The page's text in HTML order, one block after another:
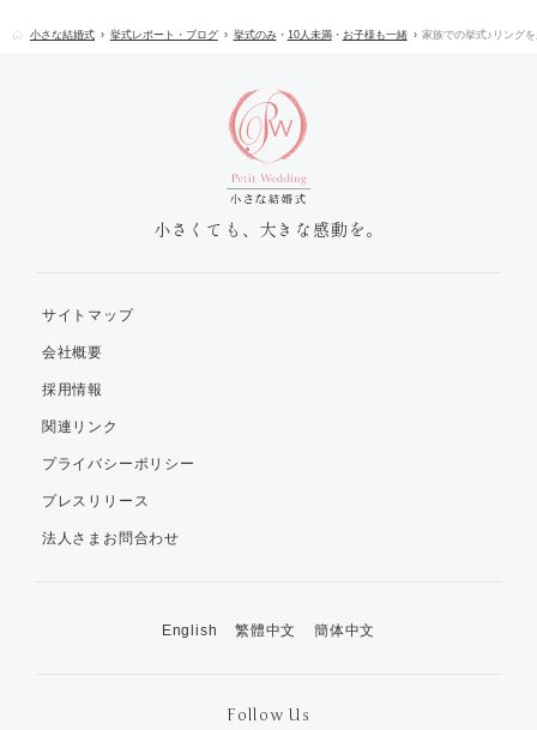
小さな結婚式 挙式レポート・ブログ 挙式のみ・ 10人未満・ お子様も一緒 家族での挙式♪リング
小さくても、大きな感動を。
サイトマップ
会社概要
採用情報
関連リンク
プライバシーポリシー
プレスリリース
法人さまお問合わせ
English 繁體中文 簡体中文
Follow Us